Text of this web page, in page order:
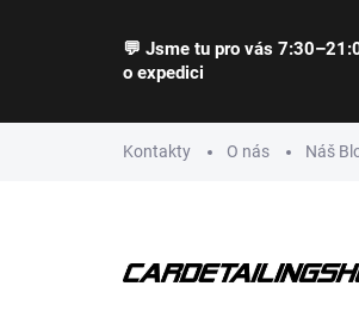
💬 Jsme tu pro vás
o expedici
Kontakty O nás Náš